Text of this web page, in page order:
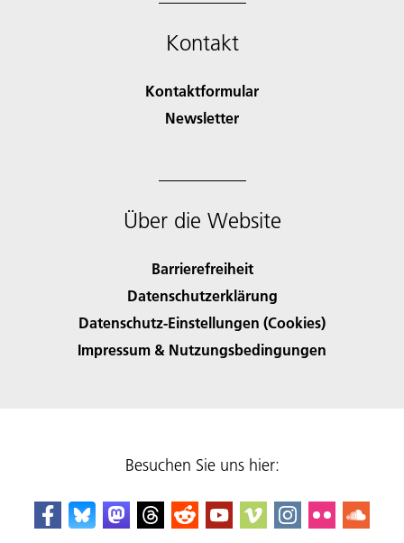
Kontakt
Kontaktformular
Newsletter
Über die Website
Barrierefreiheit
Datenschutzerklärung
Datenschutz-Einstellungen (Cookies)
Impressum & Nutzungsbedingungen
Besuchen Sie uns hier: